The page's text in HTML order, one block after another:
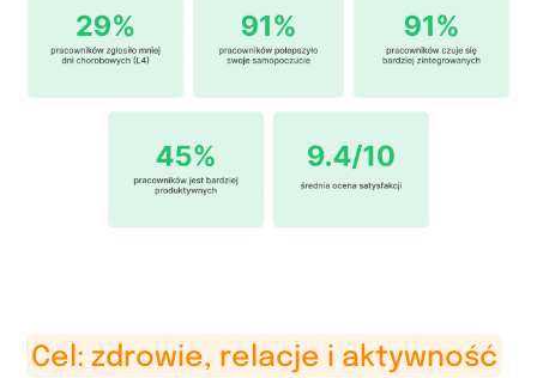
Cel: zdrowie, relacje i aktywność